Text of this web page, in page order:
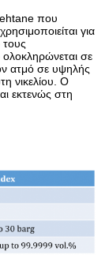
που
για
σε
ατμό σε υψηλής
νικελίου. Ο
εκτενώς στη